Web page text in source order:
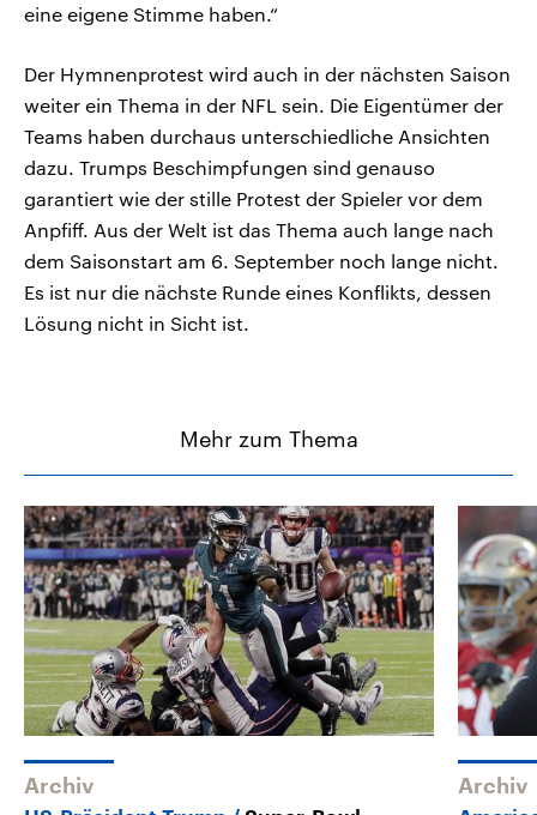
eine eigene Stimme haben.“
Der Hymnenprotest wird auch in der nächsten Saison
weiter ein Thema in der NFL sein. Die Eigentümer der
Teams haben durchaus unterschiedliche Ansichten
dazu. Trumps Beschimpfungen sind genauso
garantiert wie der stille Protest der Spieler vor dem
Anpfiff. Aus der Welt ist das Thema auch lange nach
dem Saisonstart am 6. September noch lange nicht.
Es ist nur die nächste Runde eines Konflikts, dessen
Lösung nicht in Sicht ist.
Mehr zum Thema
Archiv Archiv